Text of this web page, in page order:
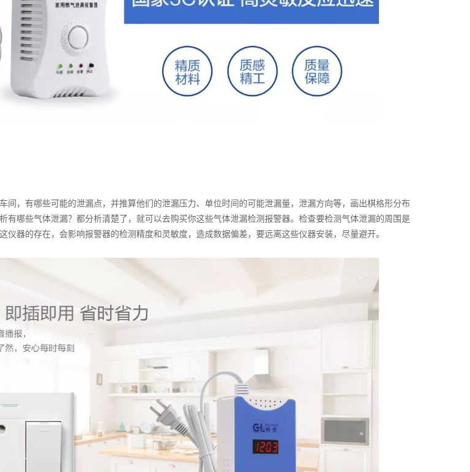
间，有哪些可能的泄漏点，并推算他们的泄漏压力、单位时间的可能泄漏量， 泄漏方向等，画出棋格形分布
有哪些气体泄漏？都分析清楚了，就可以去购买你这些气体泄漏检测报警器。检查要检测气体泄漏的周围是
仪器的存在，会影响报警器的检测精度和灵敏度，造成数据偏差，要远离这些仪器安装，尽量避开。